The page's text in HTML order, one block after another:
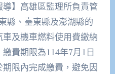
導】高雄區監理所負責管
縣、臺東縣及澎湖縣的
及機車燃料使用費繳納
費期限為114年7月1日
限內完成繳費，避免因